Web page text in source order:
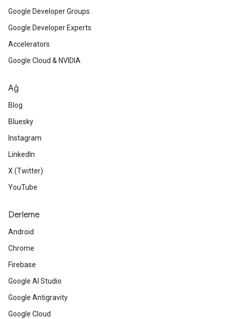
Google Developer Groups
Google Developer Experts
Accelerators
Google Cloud & NVIDIA
Ağ
Blog
Bluesky
Instagram
LinkedIn
X (Twitter)
YouTube
Derleme
Android
Chrome
Firebase
Google AI Studio
Google Antigravity
Google Cloud